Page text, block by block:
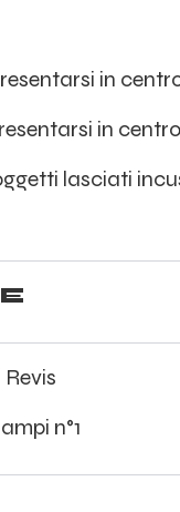
in
in
lasciati
n°1